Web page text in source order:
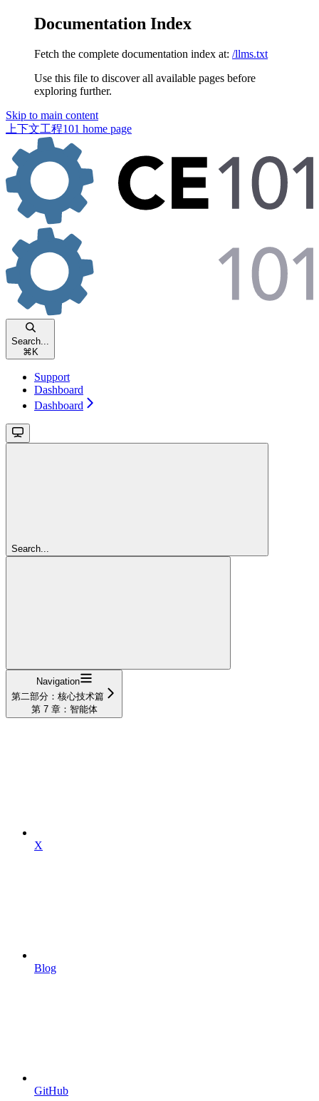
Documentation Index
Fetch the complete documentation index at: /llms.txt
Use this file to discover all available pages before
exploring further.
Skip to main content
上下文工程101 home page
Search...
⌘K
Support
Dashboard
Dashboard
Search...
Navigation
第二部分：核心技术篇
第 7 章：智能体
X
Blog
GitHub